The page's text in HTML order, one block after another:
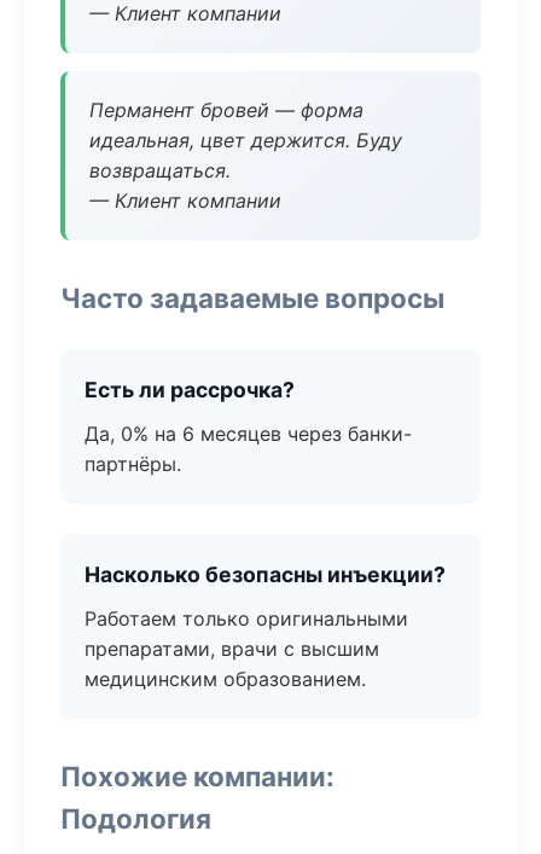
— Клиент компании
Перманент бровей — форма
идеальная, цвет держится. Буду
возвращаться.
— Клиент компании
Часто задаваемые вопросы
Есть ли рассрочка?
Да, 0% на 6 месяцев через банки-
партнёры.
Насколько безопасны инъекции?
Работаем только оригинальными
препаратами, врачи с высшим
медицинским образованием.
Похожие компании:
Подология